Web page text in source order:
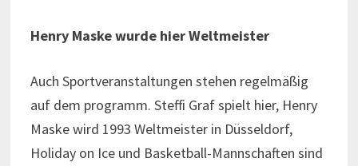
Henry Maske wurde hier Weltmeister
Auch Sportveranstaltungen stehen regelmäßig
auf dem programm. Steffi Graf spielt hier, Henry
Maske wird 1993 Weltmeister in Düsseldorf,
Holiday on Ice und Basketball-Mannschaften sind